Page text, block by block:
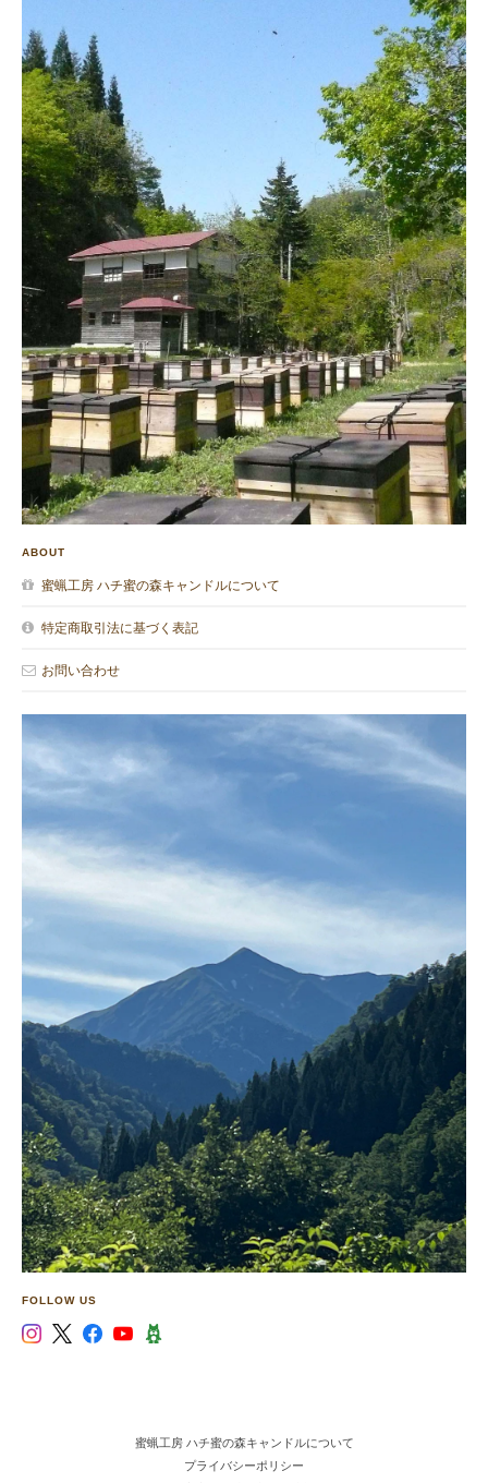
ABOUT
蜜蝋工房 ハチ蜜の森キャンドルについて
特定商取引法に基づく表記
お問い合わせ
FOLLOW US
蜜蝋工房 ハチ蜜の森キャンドルについて
プライバシーポリシー